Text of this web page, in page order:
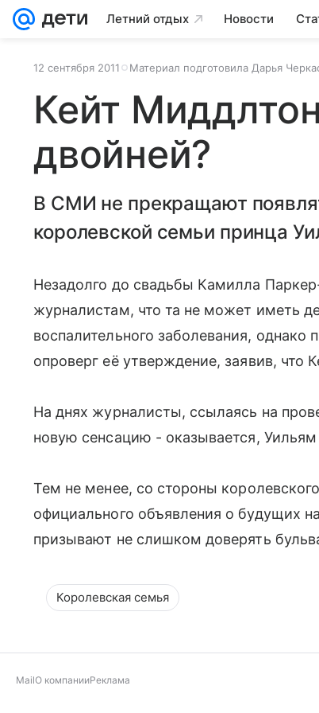
Летний отдых Новости
12 сентября 2011 Материал подготовила Дарья
Кейт
двойней?
В СМИ не прекращают
королевской семьи принца
Незадолго до свадьбы Камилла
журналистам, что та не может иметь
воспалительного заболевания,
опроверг её утверждение, заявив, что
На днях журналисты, ссылаясь на
новую сенсацию - оказывается,
Тем не менее, со стороны
официального объявления о будущих
призывают не слишком доверять
Королевская семья
MailО компанииРеклама